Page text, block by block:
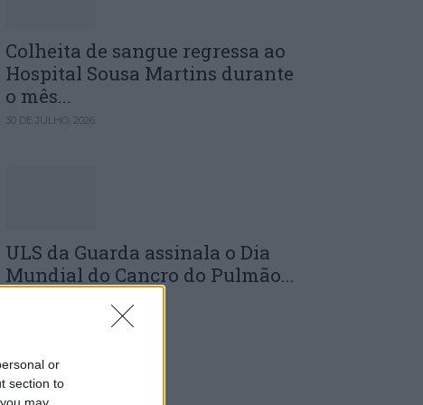
or
section to
may
Colheita de sangue regressa ao
Hospital Sousa Martins durante
o mês...
30 DE JULHO, 2026
ULS da Guarda assinala o Dia
Mundial do Cancro do Pulmão...